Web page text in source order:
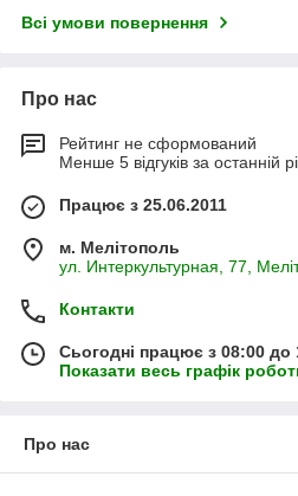
Всі умови повернення
Про нас
Рейтинг не сформований
Менше 5 відгуків за останній
Працює з 25.06.2011
м. Мелітополь
ул. Интеркультурная, 77,
Контакти
Сьогодні працює з 08:00 до
Показати весь графік
Про нас